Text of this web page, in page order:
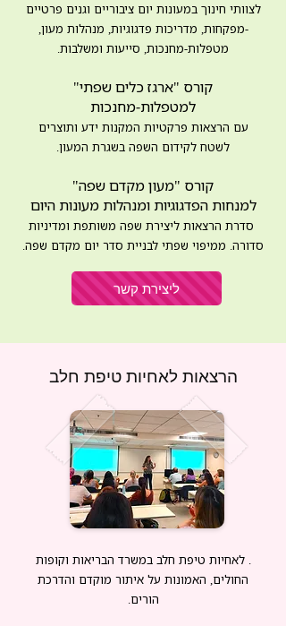
לצוותי חינוך במעונות יום ציבוריים וגנים פרטיים
-מפקחות, מדריכות פדגוגיות, מנהלות מעון,
מטפלות-מחנכות, סייעות ומשלבות.
קורס "ארגז כלים שפתי"
למטפלות-מחנכות
עם הרצאות פרקטיות המקנות ידע ותוצרים
לשטח לקידום השפה בשגרת המעון.
קורס "מעון מקדם שפה"
למנחות הפדגוגיות ומנהלות מעונות היום
סדרת הרצאות ליצירת שפה משותפת ומדיניות
סדורה. ממיפוי שפתי לבניית סדר יום מקדם שפה.
ליצירת קשר
הרצאות לאחיות טיפת חלב
. לאחיות טיפת חלב במשרד הבריאות וקופות
החולים, האמונות על איתור מוקדם והדרכת
הורים.